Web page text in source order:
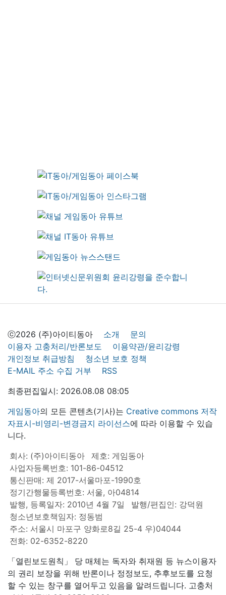
ⓒ2026 (주)아이티동아 소개
문의
이용자 고충처리/반론보도
이용약관/윤리강령
개인정보 취급방침
청소년 보호 정책
E-MAIL 주소 수집 거부
RSS
최종편집일시: 2026.08.08 08:05
게임동아의 모든 콘텐츠(기사)는 Creative commons 저작
자표시-비영리-변경금지 라이선스에 따라 이용할 수 있습
니다.
회사: (주)아이티동아
제호: 게임동아
사업자등록번호: 101-86-04512
통신판매: 제 2017-서울마포-1990호
정기간행물등록번호: 서울, 아04814
발행, 등록일자: 2010년 4월 7일
발행/편집인: 강덕원
청소년보호책임자: 정동범
주소: 서울시 마포구 양화로8길 25-4 우)04044
전화: 02-6352-8220
「열린보도원칙」 당 매체는 독자와 취재원 등 뉴스이용자
의 권리 보장을 위해 반론이나 정정보도, 추후보도를 요청
할 수 있는 창구를 열어두고 있음을 알려드립니다. 고충처